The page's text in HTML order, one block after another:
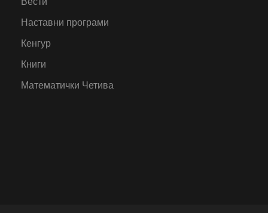
Наставни програми
Кенгур
Книги
Математички Четива